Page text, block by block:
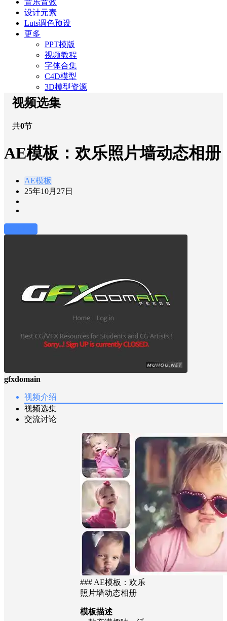
音乐音效
设计元素
Luts调色预设
更多
PPT模版
视频教程
字体合集
C4D模型
3D模型资源
视频选集
共0节
AE模板：欢乐照片墙动态相册
AE模板
25年10月27日
gfxdomain
视频介绍
视频选集
交流讨论
### AE模板：欢乐
照片墙动态相册
模板描述